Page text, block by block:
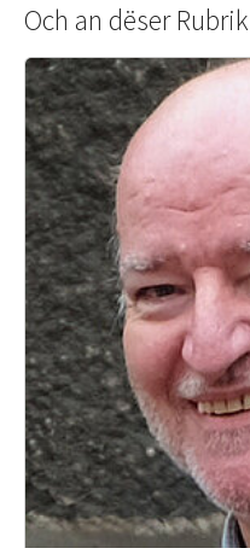
Och an dëser Rubrik